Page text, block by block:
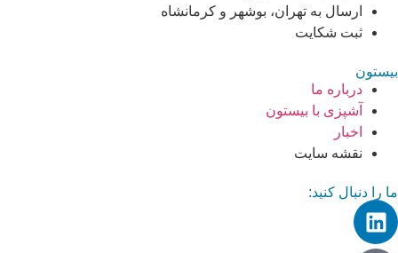
ارسال به تهران، بوشهر و کرمانشاه
ثبت شکایت
بیستون
درباره ما
آشپزی با بیستون
اخبار
نقشه سایت
ما را دنبال کنید: